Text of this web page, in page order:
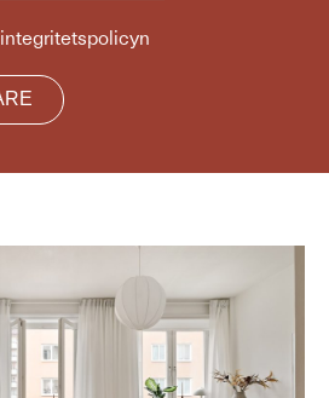
integritetspolicyn